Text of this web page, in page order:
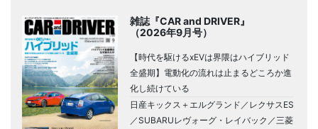
雑誌『CAR and DRIVER』
（2026年9月号）
【時代を駆けるxEVは界隈はハイブリッド
全盛期】電動化の流れは止まるどころか進
化し続けている
日産キックス＋エルグランド／レクサスES
／SUBARUレヴォーグ・レイバック／三菱